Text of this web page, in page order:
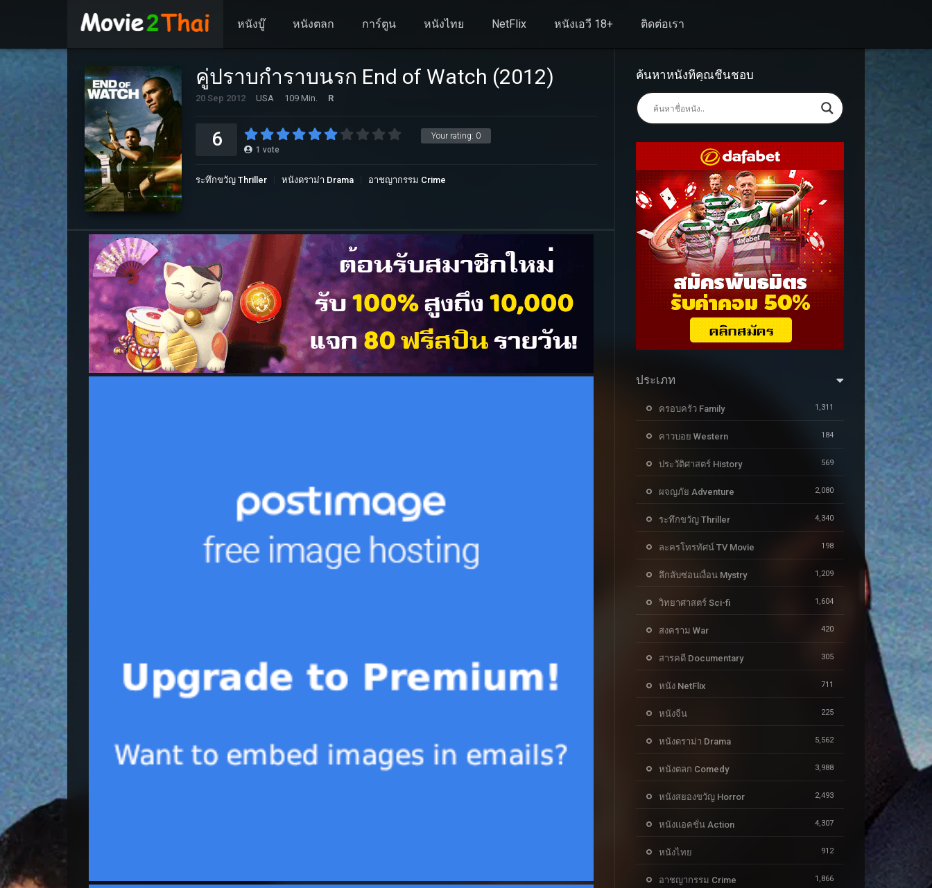
หนังบู๊ หนังตลก การ์ตูน หนังไทย NetFlix หนังเอวี 18+ ติดต่อเรา
คู่ปราบกำราบนรก End of Watch (2012)
20 Sep 2012 USA 109 Min. R
Your rating: 0
6 1 vote
ระทึกขวัญ Thriller หนังดราม่า Drama อาชญากรรม Crime
ค้นหาหนังที่คุณชื่นชอบ
ประเภท
ครอบครัว Family 1,311
คาวบอย Western 184
ประวัติศาสตร์ History 569
ผจญภัย Adventure 2,080
ระทึกขวัญ Thriller 4,340
ละครโทรทัศน์ TV Movie 198
ลึกลับซ่อนเงื่อน Mystry 1,209
วิทยาศาสตร์ Sci-fi 1,604
สงคราม War 420
สารคดี Documentary 305
หนัง NetFlix 711
หนังจีน 225
หนังดราม่า Drama 5,562
หนังตลก Comedy 3,988
หนังสยองขวัญ Horror 2,493
หนังแอคชั่น Action 4,307
หนังไทย 912
อาชญากรรม Crime 1,866